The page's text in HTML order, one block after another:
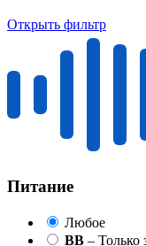
Открыть фильтр
Питание
Любое
BB – Только